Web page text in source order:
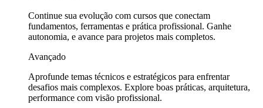
Continue sua evolução com cursos que conectam
fundamentos, ferramentas e prática profissional. Ganhe
autonomia, e avance para projetos mais completos.
Avançado
Aprofunde temas técnicos e estratégicos para enfrentar
desafios mais complexos. Explore boas práticas, arquitetura,
performance com visão profissional.